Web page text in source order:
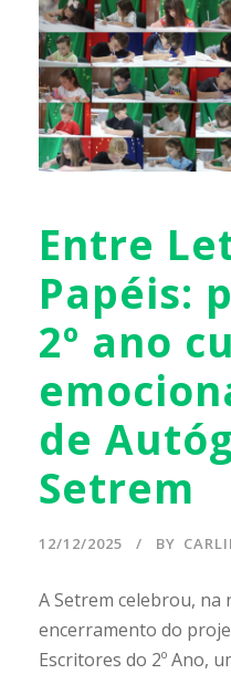
Entre
Papéis:
2º ano
de
Setrem
12/12/2025 BY
A Setrem celebrou, na
encerramento do
Escritores do 2º Ano,